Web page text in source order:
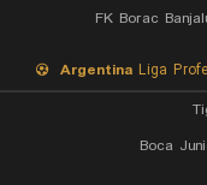
FK Borac
Argentina Liga
Boca